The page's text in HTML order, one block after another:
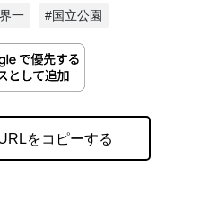
一 #国立公園
をコピーする